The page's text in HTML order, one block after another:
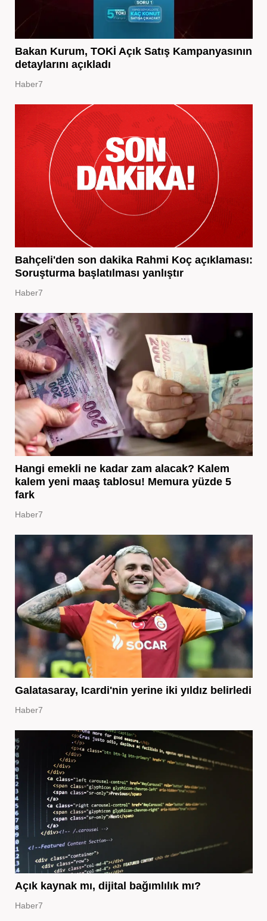
Bakan Kurum, TOKİ Açık Satış Kampanyasının
detaylarını açıkladı
Haber7
Bahçeli'den son dakika Rahmi Koç açıklaması:
Soruşturma başlatılması yanlıştır
Haber7
Hangi emekli ne kadar zam alacak? Kalem
kalem yeni maaş tablosu! Memura yüzde 5
fark
Haber7
Galatasaray, Icardi'nin yerine iki yıldız belirledi
Haber7
Açık kaynak mı, dijital bağımlılık mı?
Haber7